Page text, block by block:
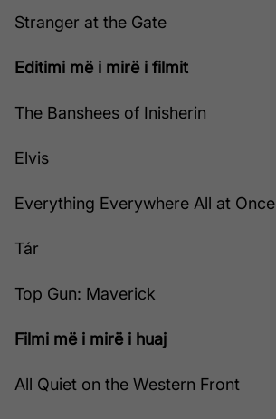
Stranger at the Gate
Editimi më i mirë i filmit
The Banshees of Inisherin
Elvis
Everything Everywhere All at Once
Tár
Top Gun: Maverick
Filmi më i mirë i huaj
All Quiet on the Western Front